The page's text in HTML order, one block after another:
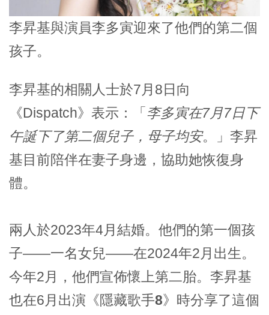
李昇基與演員李多寅迎來了他們的第二個
孩子。
李昇基的相關人士於7月8日向
《Dispatch》表示：「 李多寅在7月7日下
午誕下了第二個兒子，母子均安。」李昇
基目前陪伴在妻子身邊，協助她恢復身
體。
兩人於2023年4月結婚。他們的第一個孩
子——一名女兒——在2024年2月出生。
今年2月，他們宣佈懷上第二胎。李昇基
也在6月出演《隱藏歌手8》時分享了這個